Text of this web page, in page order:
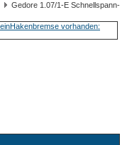
Gedore 1.07/1-E Schnellspann-